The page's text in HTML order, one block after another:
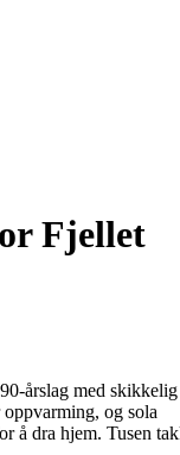
Fjellet
årslag med skikkelig
og sola
å dra hjem. Tusen